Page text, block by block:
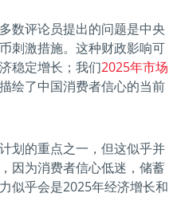
数评论员提出的问题是中央
刺激措施。这种财政影响可
稳定增长；我们2025年市场
绘了中国消费者信心的当前
划的重点之一，但这似乎并
因为消费者信心低迷，储蓄
似乎会是2025年经济增长和